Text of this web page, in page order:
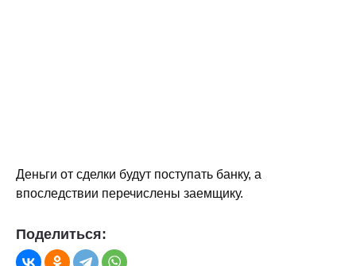
Деньги от сделки будут поступать банку, а
впоследствии перечислены заемщику.
Поделиться: